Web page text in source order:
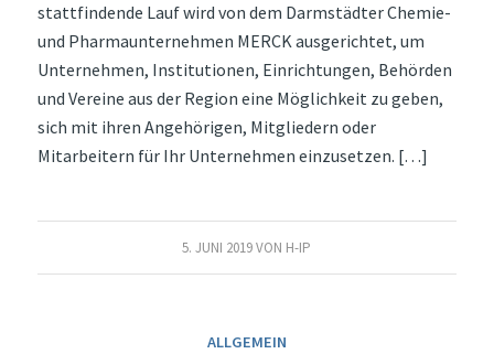
stattfindende Lauf wird von dem Darmstädter Chemie-
und Pharmaunternehmen MERCK ausgerichtet, um
Unternehmen, Institutionen, Einrichtungen, Behörden
und Vereine aus der Region eine Möglichkeit zu geben,
sich mit ihren Angehörigen, Mitgliedern oder
Mitarbeitern für Ihr Unternehmen einzusetzen. […]
5. JUNI 2019 VON H-IP
ALLGEMEIN